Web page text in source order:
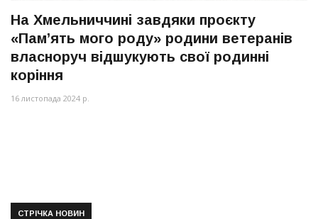
На Хмельниччині завдяки проєкту
«Пам’ять мого роду» родини ветеранів
власноруч відшукують свої родинні
коріння
16 листопада 2024 р.
СТРІЧКА НОВИН